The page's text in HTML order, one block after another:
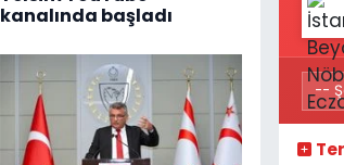
kanalında başladı